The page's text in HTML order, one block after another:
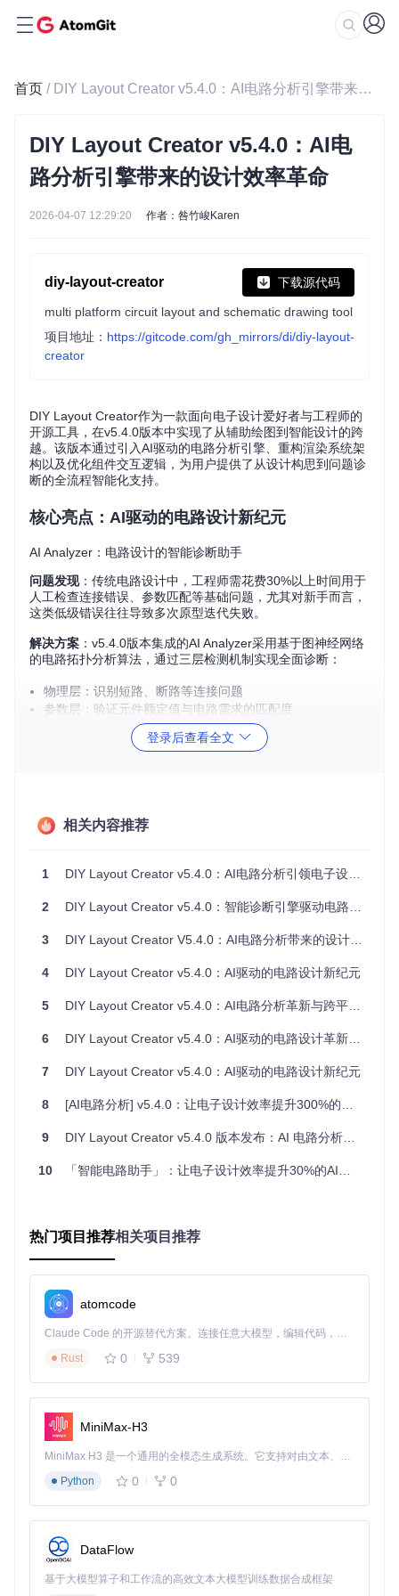
首页 / DIY Layout Creator v5.4.0：AI电路分析引擎带来的设计效率革命
DIY Layout Creator v5.4.0：AI电
路分析引擎带来的设计效率革命
2026-04-07 12:29:20 作者：咎竹峻Karen
diy-layout-creator 下载源代码
multi platform circuit layout and schematic drawing tool
项目地址： https://gitcode.com/gh_mirrors/di/diy-layout-
creator
DIY Layout Creator作为一款面向电子设计爱好者与工程师的
开源工具，在v5.4.0版本中实现了从辅助绘图到智能设计的跨
越。该版本通过引入AI驱动的电路分析引擎、重构渲染系统架
构以及优化组件交互逻辑，为用户提供了从设计构思到问题诊
断的全流程智能化支持。
核心亮点：AI驱动的电路设计新纪元
AI Analyzer：电路设计的智能诊断助手
问题发现：传统电路设计中，工程师需花费30%以上时间用于
人工检查连接错误、参数匹配等基础问题，尤其对新手而言，
这类低级错误往往导致多次原型迭代失败。
解决方案 ：v5.4.0版本集成的AI Analyzer采用基于图神经网络
的电路拓扑分析算法，通过三层检测机制实现全面诊断：
物理层：识别短路、断路等连接问题
参数层：验证元件额定值与电路需求的匹配度
功能层：评估信号路径完整性与电源分配合理性
显示检测到的接地环路问题
技术突破：性能与交互的双重进化
渲染引擎重构：流畅处理大规模电路
问题发现：当电路元件数量超过300个时，旧版本存在明显的
卡顿现象，缩放操作延迟可达200ms以上，影响设计流畅性。
解决方案 ：采用分层渲染架构，实现三大优化：
视口外元件自动降级渲染
矢量图形缓存机制减少重复绘制
多线程并行处理元件状态更新
实际效果：在包含1000个元件的测试电路中，实现以下性能提
缩放操作响应时间缩短至30ms（原为210ms）
问题发现：传统设计工具要求精确点击元件中心点才能建立连
接，在高密度布局中常导致操作失误，尤其对触控设备用户不
友好。
解决方案 ：引入"区域连接"技术，对两类关键组件进行优化：
1/4英寸音频插孔：将连接区域扩展至整个接线片表面
面板电位器：实现360°全周可连接区域，并支持滑动调节
实际效果：用户连接操作效率提升40%，误触率下降65%。在
面包板原型设计场景中，工程师可快速完成复杂的接线布局，
无需反复校准点击位置。
使用价值：从设计到验证的全流程优化
电路分析能力跃升
多通道信号切换系统
复杂状态机控制电路
登录后查看全文
相关内容推荐
1 DIY Layout Creator v5.4.0：AI电路分析引领电子设计新范式
2 DIY Layout Creator v5.4.0：智能诊断引擎驱动电路设计新范式
3 DIY Layout Creator V5.4.0：AI电路分析带来的设计效率革命
4 DIY Layout Creator v5.4.0：AI驱动的电路设计新纪元
5 DIY Layout Creator v5.4.0：AI电路分析革新与跨平台性能升级
6 DIY Layout Creator v5.4.0：AI驱动的电路设计革新与性能突破
7 DIY Layout Creator v5.4.0：AI驱动的电路设计新纪元
8 [AI电路分析] v5.4.0：让电子设计效率提升300%的开源工具革新
9 DIY Layout Creator v5.4.0 版本发布：AI 电路分析与性能优化
10 「智能电路助手」：让电子设计效率提升30%的AI新特性
热门项目推荐相关项目推荐
atomcode
Claude Code 的开源替代方案。连接任意大模型，编辑代码，运行命令，自动验证 — 全自动执行。用 Rust 构建，极致性能。 ｜ An open-source alternative to Claude Code. Connect any LLM, edit code, run commands, and verify changes — autonomously. Built in Rust for speed. Get Started
Rust
0 539
MiniMax-H3
MiniMax H3 是一个通用的全模态生成系统。它支持对由文本、图像、视频和音频组成的多模态上下文进行统一理解，并能生成分辨率高达 2K、时长可达 15 秒的带原生立体声音频的视频。得益于面向任务泛化的系统设计，H3 在预训练阶段就已具备广泛的多模态上下文理解与生成能力，能够出色地执行复杂的多模态指令。
Python
0 0
DataFlow
基于大模型算子和工作流的高效文本大模型训练数据合成框架